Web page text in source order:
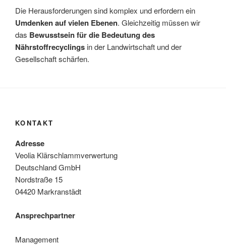
Die Herausforderungen sind komplex und erfordern ein
Umdenken auf vielen Ebenen. Gleichzeitig müssen wir
das Bewusstsein für die Bedeutung des
Nährstoffrecyclings in der Landwirtschaft und der
Gesellschaft schärfen.
KONTAKT
Adresse
Veolia Klärschlammverwertung
Deutschland GmbH
Nordstraße 15
04420 Markranstädt
Ansprechpartner
Management